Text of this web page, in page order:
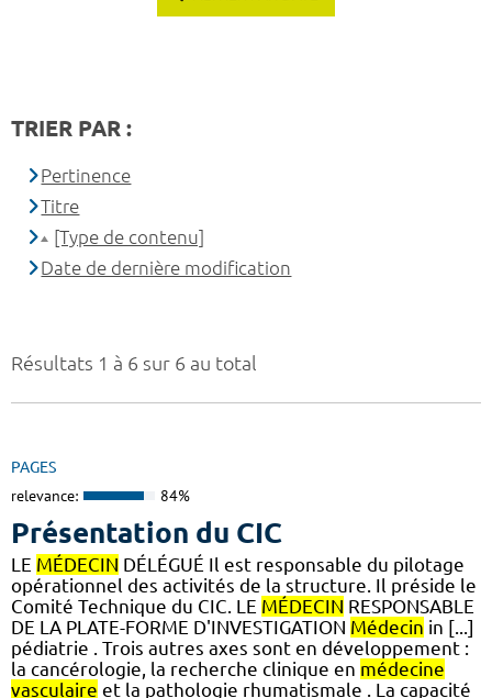
Résultats 1 à 6 sur 6 au total
PAGES
relevance: 84%
Présentation du CIC
LE MÉDECIN DÉLÉGUÉ Il est responsable du pilotage
opérationnel des activités de la structure. Il préside le
Comité Technique du CIC. LE MÉDECIN RESPONSABLE
DE LA PLATE-FORME D'INVESTIGATION Médecin in [...]
pédiatrie . Trois autres axes sont en développement :
la cancérologie, la recherche clinique en médecine
vasculaire et la pathologie rhumatismale . La capacité
TRIER PAR :
Pertinence
Titre
[Type de contenu]
Date de dernière modification